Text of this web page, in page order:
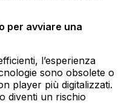
per avviare una
l’esperienza
sono obsolete o
player più digitalizzati.
diventi un rischio